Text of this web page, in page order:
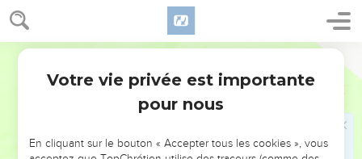
Daniel 4
33 Au même instant la parole s'accomplit sur Nebucadnetsar.
Il fut chassé du milieu des hommes, il mangea de l'herbe
comme les boeufs, son corps fut trempé de la rosée du ciel ;
jusqu'à ce que ses cheveux crussent comme les plumes des
aigles, et ses ongles comme ceux des oiseaux.
yeux vers le ciel, et la raison me revint. J'ai béni le Très Haut,
Votre vie privée est importante
pour nous
En cliquant sur le bouton « Accepter tous les cookies », vous